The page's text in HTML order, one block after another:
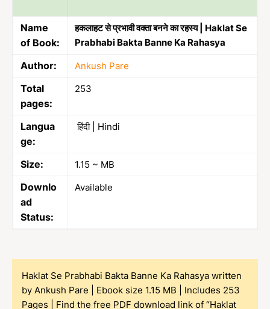
Name
of Book:
हकलाहट से प्रभावी वक्ता बनने का रहस्य | Haklat Se
Prabhabi Bakta Banne Ka Rahasya
Author: Ankush Pare
Total
pages:
253
Langua
ge:
हिंदी | Hindi
Size: 1.15 ~ MB
Downlo
ad
Status:
Available
Haklat Se Prabhabi Bakta Banne Ka Rahasya written
by Ankush Pare | Ebook size 1.15 MB | Includes 253
Pages | Find the free PDF download link of “Haklat